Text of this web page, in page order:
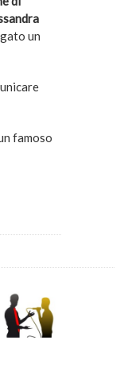
un
famoso